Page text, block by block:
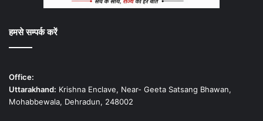
हमसे सम्पर्क करें
Office:
Uttarakhand: Krishna Enclave, Near- Geeta Satsang Bhawan,
Mohabbewala, Dehradun, 248002